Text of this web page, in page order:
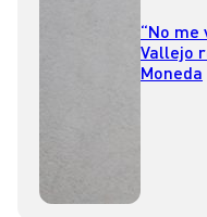
“No me
Vallejo
Moneda